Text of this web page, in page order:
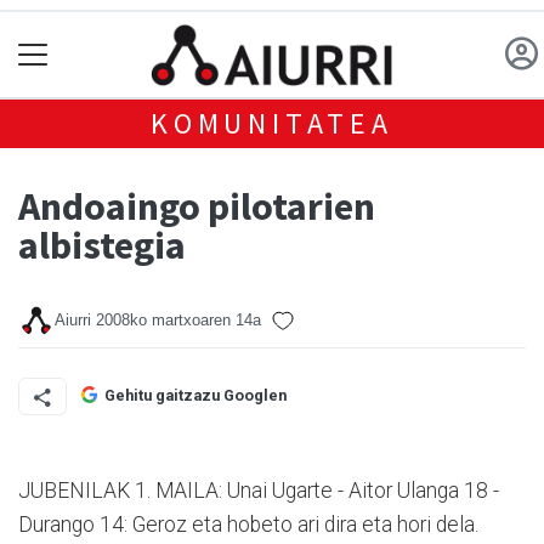
KOMUNITATEA
Andoaingo pilotarien
albistegia
Aiurri 2008ko martxoaren 14a
Gehitu gaitzazu Googlen
JUBENILAK 1. MAILA: Unai Ugarte - Aitor Ulanga 18 -
Durango 14: Geroz eta hobeto ari dira eta hori dela.